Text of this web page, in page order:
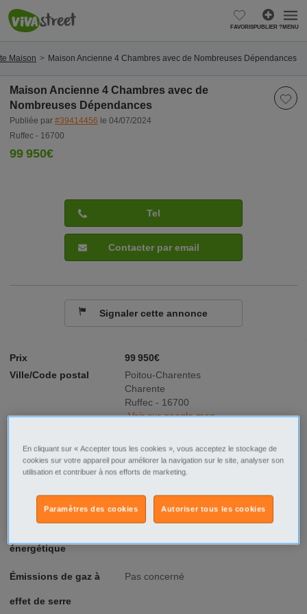
FAVORISPUBLIER ?MENU
Maison Maison Ancienne 4 Chambres avec de Nombreuses Dépendances
Maison Ancienne 4 Chambres avec de
Nombreuses Dépendances
Publiée par #39414456 le 04/07/2024
Ruffec - 16700
99 950€
Prix
99 950€
Ville/Code postal
Poitou-Charentes
Charente
Ruffec - 16700
Voir sur google map
Neuf/Ancien Ancien
Nbre de pièces 6 pièce(s)
Consommation
énergétique
E 231 - 330
Émissions de gaz à
effet de serre
Pas concerné
Tel
Contacter par email
Signaler cette annonce
En cliquant sur « Accepter tous les cookies », vous acceptez le stockage de
cookies sur votre appareil pour améliorer la navigation sur le site, analyser son
utilisation et contribuer à nos efforts de marketing.
Autoriser tous les cookies
Paramètres des cookies